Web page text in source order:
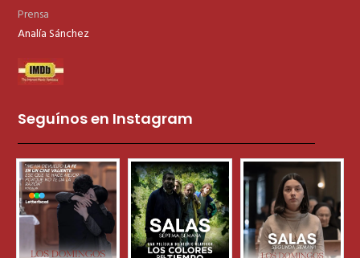
Prensa
Analía Sánchez
Seguínos en Instagram